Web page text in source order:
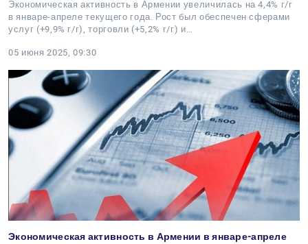
Экономическая активность в Армении увеличилась на 4,4% г/г
в январе-апреле текущего года. Рост был обеспечен сферами
услуг (+9,9% г/г), торговли (+5,2% г/г) и…
05 июня 2025, 09:30
Экономическая активность в Армении в январе-апреле